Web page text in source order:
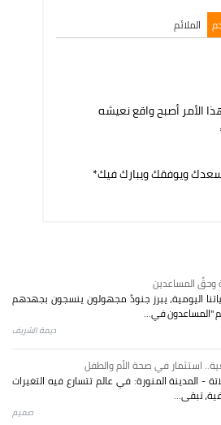
الملائم
الأمر أصبح واقع نعيشه
ويوفقك ويبارك فيك*
وحقِّ المساعدين
اليومية، يبرز جنودٌ مجهولون ينسجون بجهدهم
"المساعدون في...
ديمة الشريف
استثمار في صحة الأم والطفل
- المدينة المنورة: في عالم تتسارع فيه التغيرات
تبقى...
صميم